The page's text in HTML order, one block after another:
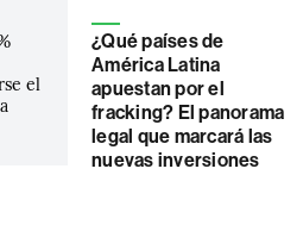
el
¿Qué países de
América Latina
apuestan por el
fracking? El panorama
legal que marcará las
nuevas inversiones